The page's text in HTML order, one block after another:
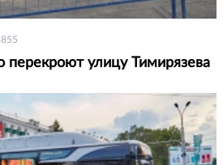
улицу Тимирязева